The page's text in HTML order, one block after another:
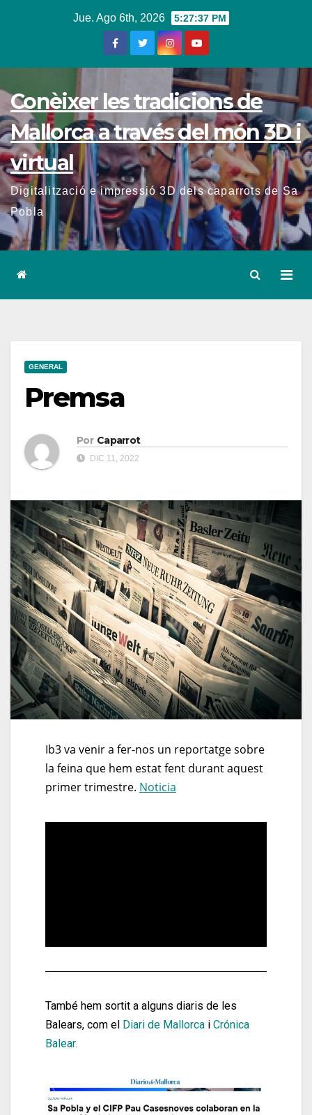
Jue. Ago 6th, 2026 5:27:38 PM
Conèixer les tradicions de
Mallorca a través del món 3D i
virtual
Digitalització e impressió 3D dels caparrots de Sa
Pobla
GENERAL
Premsa
Por Caparrot
DIC 11, 2022
Ib3 va venir a fer-nos un reportatge sobre
la feina que hem estat fent durant aquest
primer trimestre. Noticia
També hem sortit a alguns diaris de les
Balears, com el Diari de Mallorca i Crónica
Balear.